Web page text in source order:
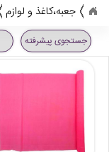
جعبه،کاغذ و لوازم
جستجوی پیشرفته